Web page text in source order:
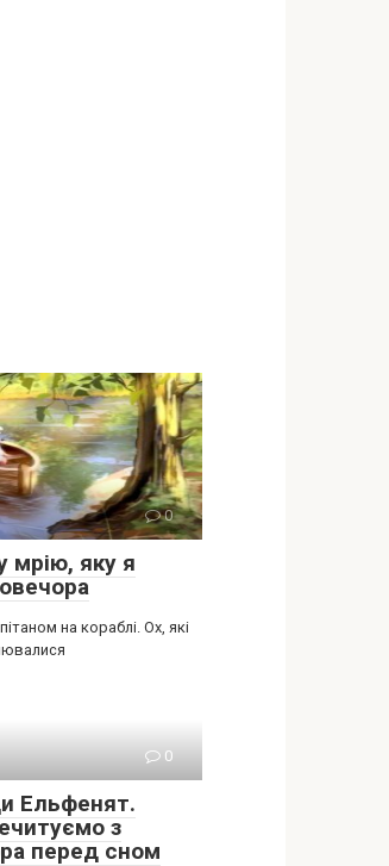
0
мрію, яку я
на кораблі. Ох, які
0
Ельфенят.
з
перед сном